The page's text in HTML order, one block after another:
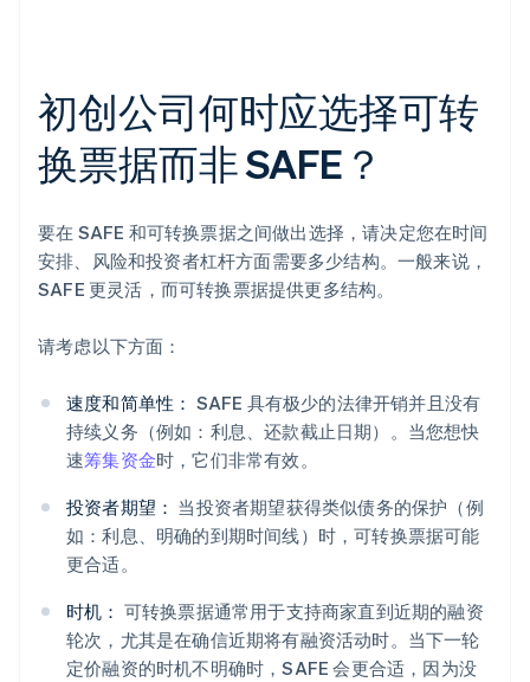
初创公司何时应选择可转
换票据而非 SAFE？
要在 SAFE 和可转换票据之间做出选择，请决定您在时间
安排、风险和投资者杠杆方面需要多少结构。一般来说，
SAFE 更灵活，而可转换票据提供更多结构。
请考虑以下方面：
速度和简单性： SAFE 具有极少的法律开销并且没有
持续义务（例如：利息、还款截止日期）。当您想快
速筹集资金时，它们非常有效。
投资者期望： 当投资者期望获得类似债务的保护（例
如：利息、明确的到期时间线）时，可转换票据可能
更合适。
时机： 可转换票据通常用于支持商家直到近期的融资
轮次，尤其是在确信近期将有融资活动时。当下一轮
定价融资的时机不明确时，SAFE 会更合适，因为没